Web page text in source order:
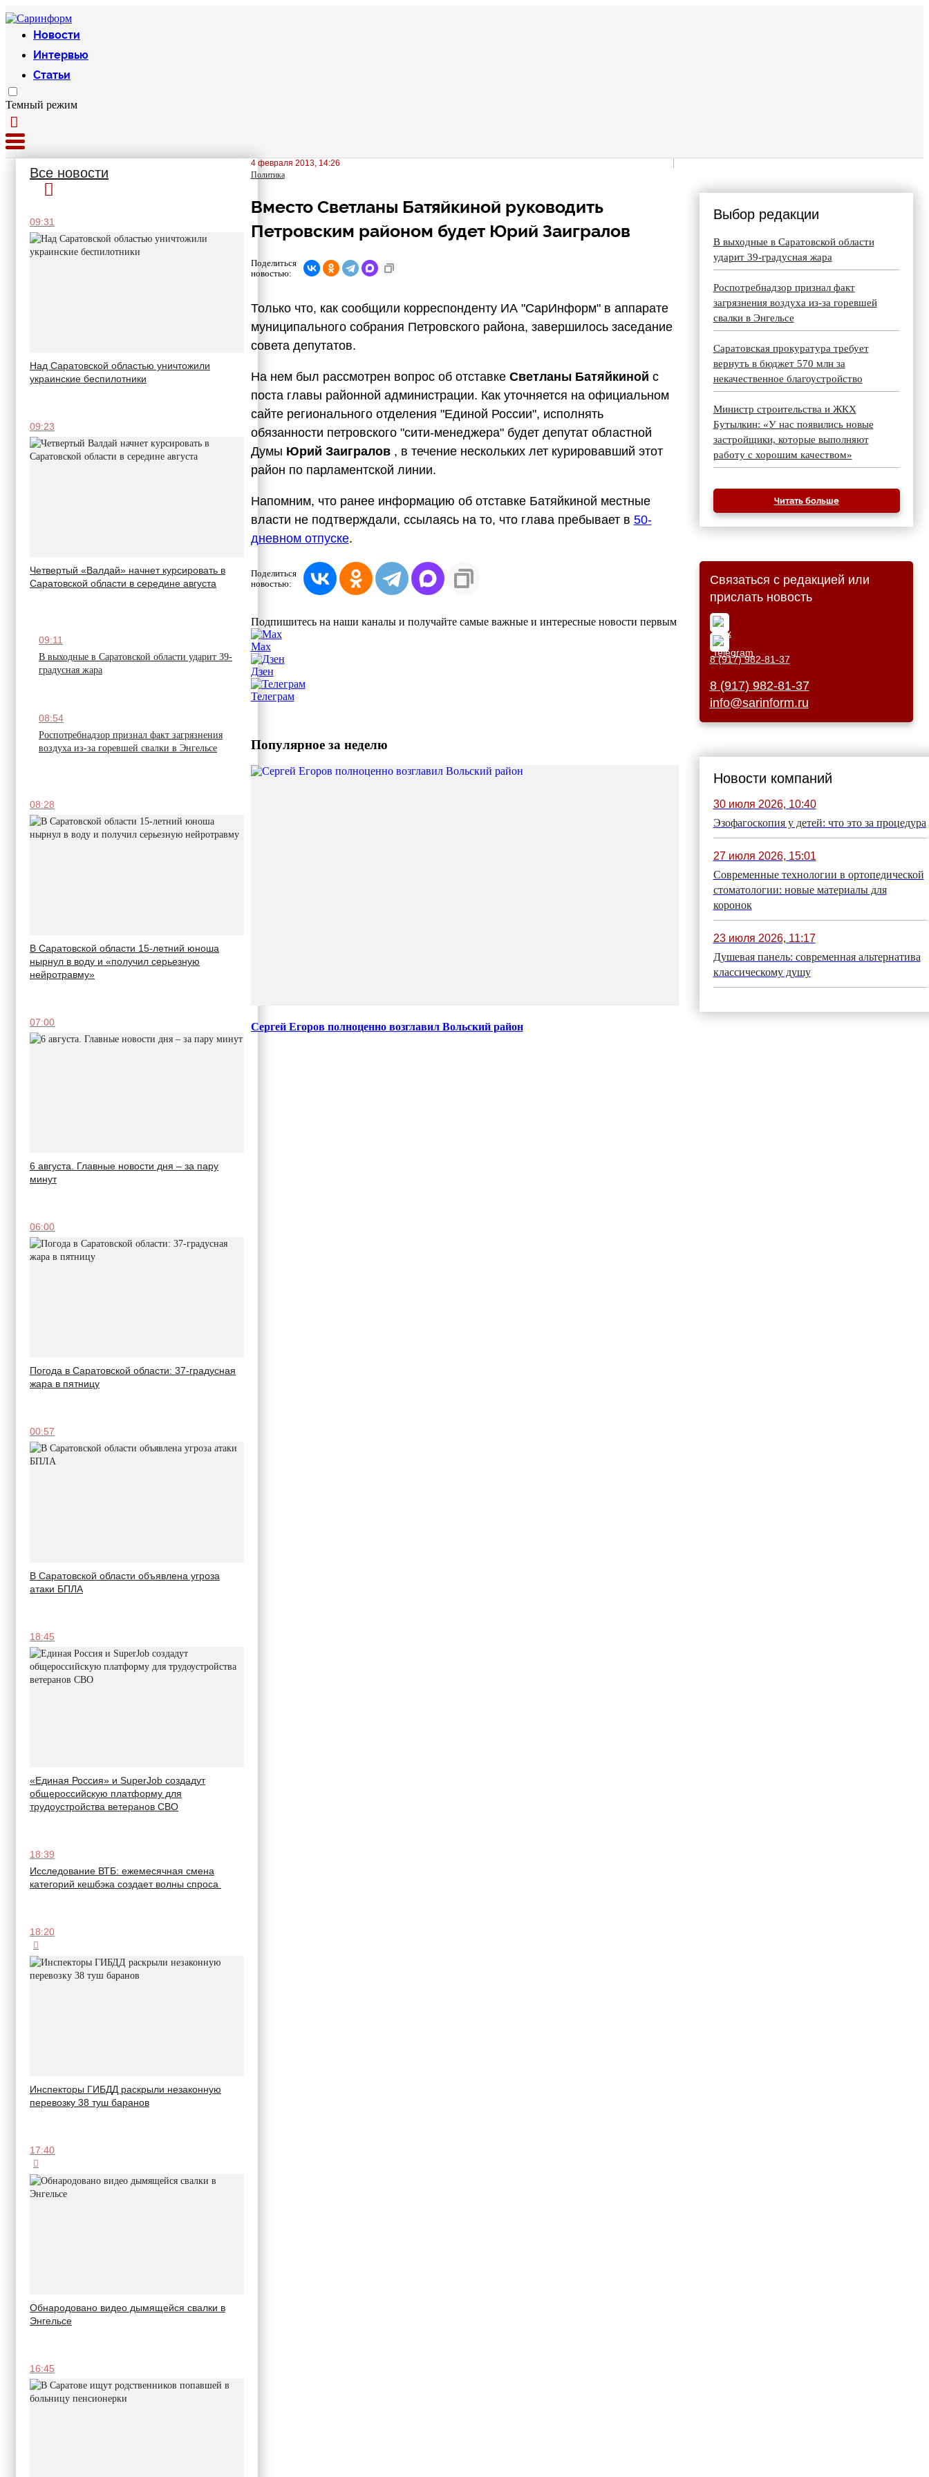
Новости
Интервью
Статьи
Темный режим
Все новости
09:31
Над Саратовской областью уничтожили
украинские беспилотники
09:23
Четвертый «Валдай» начнет курсировать в
Саратовской области в середине августа
09:11
В выходные в Саратовской области ударит 39-
градусная жара
08:54
Роспотребнадзор признал факт загрязнения
воздуха из-за горевшей свалки в Энгельсе
08:28
В Саратовской области 15-летний юноша
нырнул в воду и «получил серьезную
нейротравму»
07:00
6 августа. Главные новости дня – за пару
минут
06:00
Погода в Саратовской области: 37-градусная
жара в пятницу
00:57
В Саратовской области объявлена угроза
атаки БПЛА
18:45
«Единая Россия» и SuperJob создадут
общероссийскую платформу для
трудоустройства ветеранов СВО
18:39
Исследование ВТБ: ежемесячная смена
категорий кешбэка создает волны спроса
18:20
Инспекторы ГИБДД раскрыли незаконную
перевозку 38 туш баранов
17:40
Обнародовано видео дымящейся свалки в
Энгельсе
16:45
4 февраля 2013, 14:26
Политика
Вместо Светланы Батяйкиной руководить
Петровским районом будет Юрий Заигралов
Поделиться
новостью:
Только что, как сообщили корреспонденту ИА "СарИнформ" в аппарате
муниципального собрания Петровского района, завершилось заседание
совета депутатов.
На нем был рассмотрен вопрос об отставке Светланы Батяйкиной с
поста главы районной администрации. Как уточняется на официальном
сайте регионального отделения "Единой России", исполнять
обязанности петровского "сити-менеджера" будет депутат областной
Думы Юрий Заигралов , в течение нескольких лет курировавший этот
район по парламентской линии.
Напомним, что ранее информацию об отставке Батяйкиной местные
власти не подтверждали, ссылаясь на то, что глава пребывает в 50-
дневном отпуске.
Поделиться
новостью:
Подпишитесь на наши каналы и получайте самые важные и интересные новости первым
Max
Дзен
Телеграм
Популярное за неделю
Сергей Егоров полноценно возглавил Вольский район
Выбор редакции
В выходные в Саратовской области
ударит 39-градусная жара
Роспотребнадзор признал факт
загрязнения воздуха из-за горевшей
свалки в Энгельсе
Саратовская прокуратура требует
вернуть в бюджет 570 млн за
некачественное благоустройство
Министр строительства и ЖКХ
Бутылкин: «У нас появились новые
застройщики, которые выполняют
работу с хорошим качеством»
Читать больше
Связаться с редакцией или
прислать новость
8 (917) 982-81-37
8 (917) 982-81-37
info@sarinform.ru
Новости компаний
30 июля 2026, 10:40
Эзофагоскопия у детей: что это за процедура
27 июля 2026, 15:01
Современные технологии в ортопедической
стоматологии: новые материалы для
коронок
23 июля 2026, 11:17
Душевая панель: современная альтернатива
классическому душу